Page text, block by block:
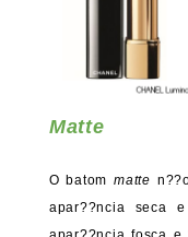
Matte
O batom matte
apar??ncia seca